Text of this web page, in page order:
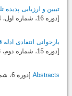
تبیین و ارزیابی
[دوره 16، شماره اول،
بازخوانی انتقادی
[دوره 15، شماره دوم،
Abstracts [دوره 6، شماره اول،